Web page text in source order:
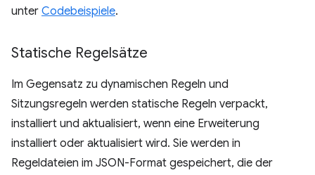
unter Codebeispiele.
Statische Regelsätze
Im Gegensatz zu dynamischen Regeln und
Sitzungsregeln werden statische Regeln verpackt,
installiert und aktualisiert, wenn eine Erweiterung
installiert oder aktualisiert wird. Sie werden in
Regeldateien im JSON-Format gespeichert, die der